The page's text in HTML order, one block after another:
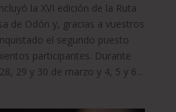
la XVI edición de la Ruta
de Odón y, gracias a vuestros
el segundo puesto
participantes. Durante
29 y 30 de marzo y 4, 5 y 6...